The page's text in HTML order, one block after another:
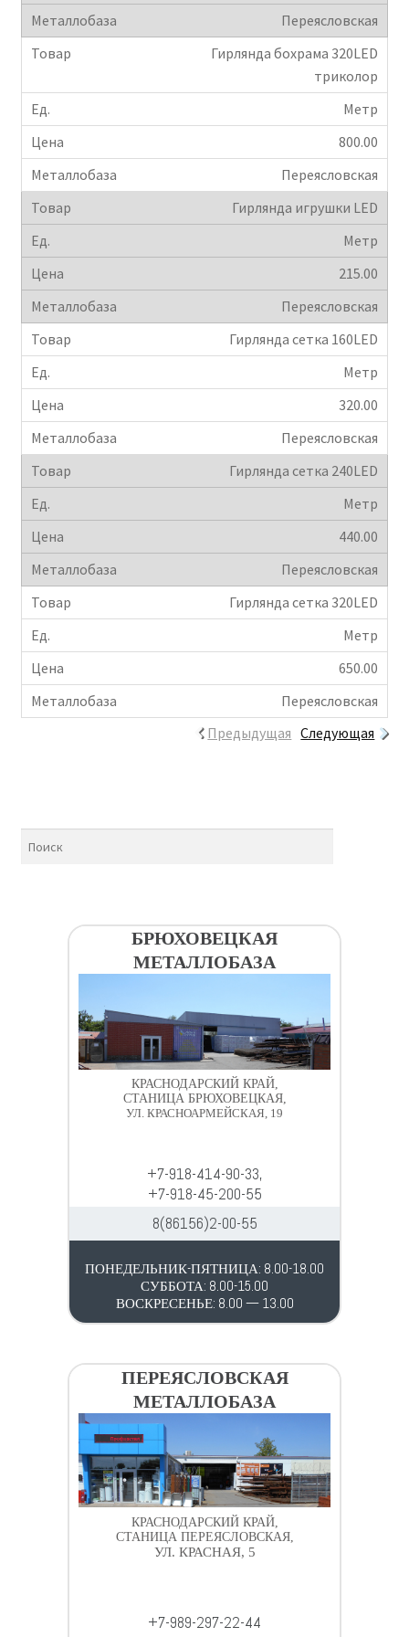
Крепеж
Хозтовары
Заказ
Переясловская
Гирлянда бохрама 320LED
триколор
Метр
800.00
Переясловская
Гирлянда игрушки LED
Метр
215.00
Переясловская
Гирлянда сетка 160LED
Метр
320.00
Переясловская
Гирлянда сетка 240LED
Метр
440.00
Переясловская
Гирлянда сетка 320LED
Метр
650.00
Переясловская
Предыдущая Следующая
БРЮХОВЕЦКАЯ
МЕТАЛЛОБАЗА
КРАСНОДАРСКИЙ КРАЙ,
СТАНИЦА БРЮХОВЕЦКАЯ,
УЛ. КРАСНОАРМЕЙСКАЯ, 19
+7-918-414-90-33,
+7-918-45-200-55
8(86156)2-00-55
ПОНЕДЕЛЬНИК-ПЯТНИЦА: 8.00-18.00
СУББОТА: 8.00-15.00
ВОСКРЕСЕНЬЕ: 8.00 — 13.00
ПЕРЕЯСЛОВСКАЯ
МЕТАЛЛОБАЗА
КРАСНОДАРСКИЙ КРАЙ,
СТАНИЦА ПЕРЕЯСЛОВСКАЯ,
УЛ. КРАСНАЯ, 5
+7-989-297-22-44